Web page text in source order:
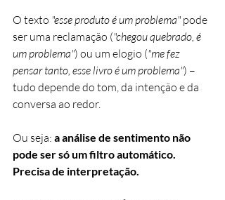
O texto "esse produto é um problema" pode
ser uma reclamação ("chegou quebrado, é
um problema") ou um elogio ("me fez
pensar tanto, esse livro é um problema") –
tudo depende do tom, da intenção e da
conversa ao redor.
Ou seja: a análise de sentimento não
pode ser só um filtro automático.
Precisa de interpretação.